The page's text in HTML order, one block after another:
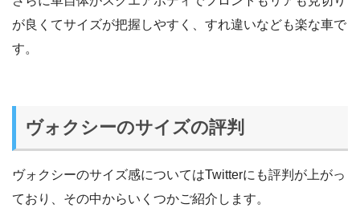
が良くてサイズが把握しやすく、すれ違いなども楽な車で
す。
ヴォクシーのサイズの評判
ヴォクシーのサイズ感についてはTwitterにも評判が上がっ
ており、その中からいくつかご紹介します。